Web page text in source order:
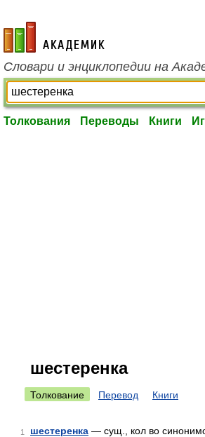
academic.ru
Словари и энциклопедии на
Толкования Переводы Книги
шестеренка
Толкование Перевод Книги
1 шестеренка — сущ., кол во